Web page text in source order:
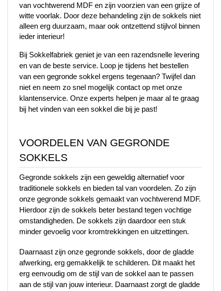
van vochtwerend MDF en zijn voorzien van een grijze of
witte voorlak. Door deze behandeling zijn de sokkels niet
alleen erg duurzaam, maar ook ontzettend stijlvol binnen
ieder interieur!
Bij Sokkelfabriek geniet je van een razendsnelle levering
en van de beste service. Loop je tijdens het bestellen
van een gegronde sokkel ergens tegenaan? Twijfel dan
niet en neem zo snel mogelijk contact op met onze
klantenservice. Onze experts helpen je maar al te graag
bij het vinden van een sokkel die bij je past!
VOORDELEN VAN GEGRONDE
SOKKELS
Gegronde sokkels zijn een geweldig alternatief voor
traditionele sokkels en bieden tal van voordelen. Zo zijn
onze gegronde sokkels gemaakt van vochtwerend MDF.
Hierdoor zijn de sokkels beter bestand tegen vochtige
omstandigheden. De sokkels zijn daardoor een stuk
minder gevoelig voor kromtrekkingen en uitzettingen.
Daarnaast zijn onze gegronde sokkels, door de gladde
afwerking, erg gemakkelijk te schilderen. Dit maakt het
erg eenvoudig om de stijl van de sokkel aan te passen
aan de stijl van jouw interieur. Daarnaast zorgt de gladde